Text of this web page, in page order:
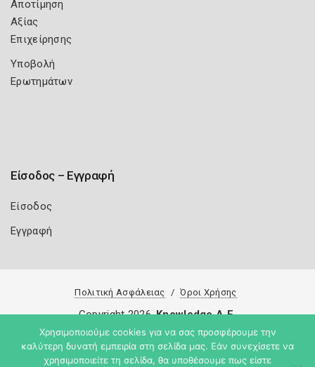
Αποτίμηση
Αξίας
Επιχείρησης
Υποβολή
Ερωτημάτων
Είσοδος – Εγγραφή
Είσοδος
Εγγραφή
Πολιτική Ασφάλειας Όροι Χρήσης
Copyright 2026 Knowledge A.E.
Χρησιμοποιούμε cookies για να σας προσφέρουμε την
καλύτερη δυνατή εμπειρία στη σελίδα μας. Εάν συνεχίσετε να
χρησιμοποιείτε τη σελίδα, θα υποθέσουμε πως είστε